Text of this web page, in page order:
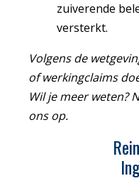
zuiverende
versterkt.
Volgens de
of werkingclaims
Wil je meer weten?
ons op.